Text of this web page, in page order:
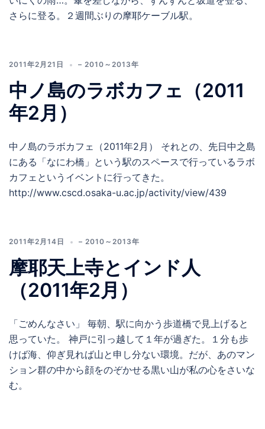
さらに登る。２週間ぶりの摩耶ケーブル駅。
2011年2月21日 – 2010～2013年
中ノ島のラボカフェ（2011
年2月）
中ノ島のラボカフェ（2011年2月） それとの、先日中之島
にある「なにわ橋」という駅のスペースで行っているラボ
カフェというイベントに行ってきた。
http://www.cscd.osaka-u.ac.jp/activity/view/439
2011年2月14日 – 2010～2013年
摩耶天上寺とインド人
（2011年2月）
「ごめんなさい」 毎朝、駅に向かう歩道橋で見上げると
思っていた。 神戸に引っ越して１年が過ぎた。１分も歩
けば海、仰ぎ見れば山と申し分ない環境。だが、あのマン
ション群の中から顔をのぞかせる黒い山が私の心をさいな
む。